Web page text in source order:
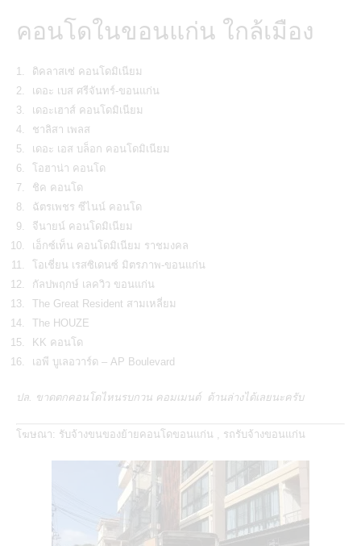
คอนโดในขอนแก่น ใกล้เมือง
ดิคลาสเซ่ คอนโดมิเนียม
เดอะ เบส ศรีจันทร์-ขอนแก่น
เดอะเฮาส์ คอนโดมิเนียม
ชาลิสา เพลส
เดอะ เอส บล็อก คอนโดมิเนียม
โอฮาน่า คอนโด
ชิค คอนโด
ฉัตรเพชร ซีไนน์ คอนโด
จีนายน์ คอนโดมิเนียม
เอ็กซ์เท็น คอนโดมิเนียม ราชมงคล
โอเชี่ยน เรสซิเดนซ์ มิตรภาพ-ขอนแก่น
กัลปพฤกษ์ เลควิว ขอนแก่น
The Great Resident สามเหลี่ยม
The HOUZE
KK คอนโด
เอพี บูเลอวาร์ด – AP Boulevard
ปล. ขาดตกคอนโดไหนรบกวน คอมเมนต์ ด้านล่างได้เลยนะครับ
โฆษณา: รับจ้างขนของย้ายคอนโดขอนแก่น , รถรับจ้างขอนแก่น